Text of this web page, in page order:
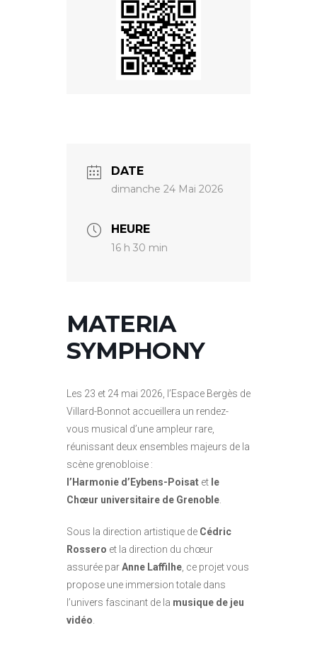
DATE
dimanche 24 Mai 2026
HEURE
16 h 30 min
MATERIA
SYMPHONY
Les 23 et 24 mai 2026, l’Espace Bergès de
Villard-Bonnot accueillera un rendez-
vous musical d’une ampleur rare,
réunissant deux ensembles majeurs de la
scène grenobloise :
l’Harmonie d’Eybens-Poisat et le
Chœur universitaire de Grenoble
Sous la direction artistique de Cédric
Rossero et la direction du chœur
assurée parAnne Laffilhe , ce projet vous
propose une immersion totale dans
l’univers fascinant de la musique de jeu
vidéo